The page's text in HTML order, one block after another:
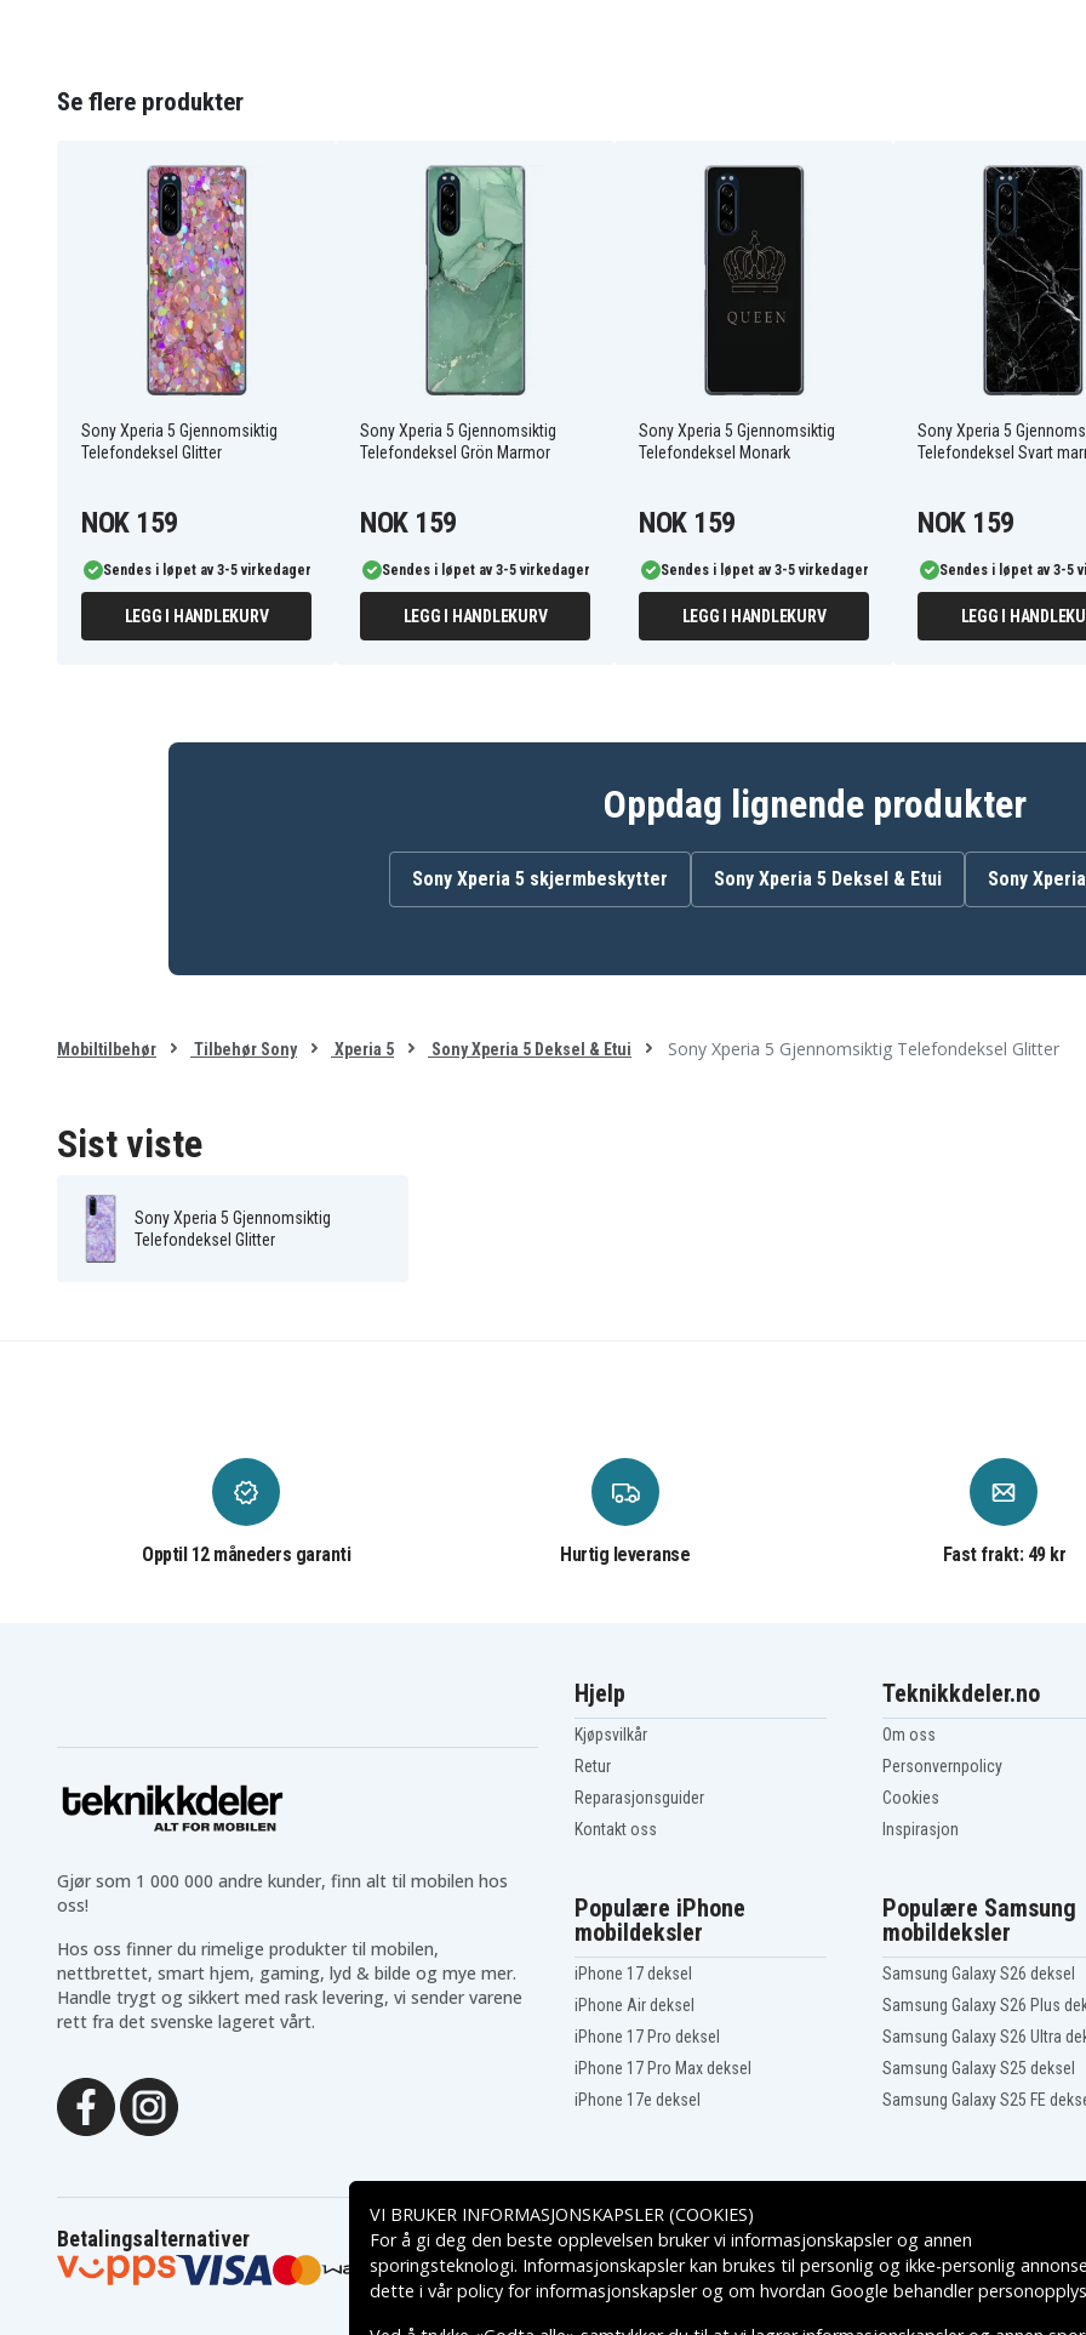
-Spesielt utformet for Xperia 5, kompatibelt med trådløs lading.
riper og slitasje, samtidig som den gir fullstendig beskyttelse rundt alle kanter,
knapper og hjørner.
-Glitter-dekselet har en sofistikert fargekombinasjon som gir en følelse av luksus
og eleganse.
-Full funksjonalitet med trådløs lading, samtidig som det gir lett tilgang til alle
nødvendige porter.
-Passer perfekt på din Xperia 5, lett å sette på og gir rask tilgang til alle
funksjoner og knapper.
Artikkelnr SOX5-PRINT.154.03-TEKNIK0034
Trekk Trådløs lading
Farge Flerfarget
Materiale Plastikk
Se flere produkter
Sony Xperia 5 Gjennomsiktig
Telefondeksel Glitter
NOK 159
Sendes i løpet av 3-5 virkedager
LEGG I HANDLEKURV
Sony Xperia 5 Gjennomsiktig
Telefondeksel Grön Marmor
NOK 159
Sendes i løpet av 3-5 virkedager
LEGG I HANDLEKURV
Sony Xperia 5 Gjennomsiktig
Telefondeksel Monark
NOK 159
Sendes i løpet av 3-5 virkedager
LEGG I HANDLEKURV
Sony Xperia 5
Telefondeksel Svart
NOK 159
Sendes i løpet av 3-5
LEGG I
Oppdag lignende produkter
Sony Xperia 5 skjermbeskytter Sony Xperia 5 Deksel & Etui Sony
Mobiltilbehør Tilbehør Sony Xperia 5 Sony Xperia 5 Deksel & Etui Sony Xperia 5 Gjennomsiktig Telefondeksel Glitter
Sist viste
Sony Xperia 5 Gjennomsiktig
Telefondeksel Glitter
Opptil 12 måneders garanti Hurtig leveranse Fast frakt: 49 kr
Gjør som 1 000 000 andre kunder, finn alt til mobilen hos
oss!
Hos oss finner du rimelige produkter til mobilen,
nettbrettet, smart hjem, gaming, lyd & bilde og mye mer.
Handle trygt og sikkert med rask levering, vi sender varene
rett fra det svenske lageret vårt.
Hjelp
Kjøpsvilkår
Retur
Reparasjonsguider
Kontakt oss
Teknikkdeler.no
Om oss
Personvernpolicy
Cookies
Inspirasjon
Populære iPhone
mobildeksler
iPhone 17 deksel
iPhone Air deksel
iPhone 17 Pro deksel
iPhone 17 Pro Max deksel
iPhone 17e deksel
Populære Samsung
mobildeksler
Samsung Galaxy S26 deksel
Samsung Galaxy S26 Plus
Samsung Galaxy S26 Ultra
Samsung Galaxy S25 deksel
Samsung Galaxy S25 FE
Betalingsalternativer Leveringsalternativer
VI BRUKER INFORMASJONSKAPSLER (COOKIES)
For å gi deg den beste opplevelsen bruker vi informasjonskapsler og annen
sporingsteknologi. Informasjonskapsler kan brukes til personlig og ikke-personlig
dette i vårpolicy for informasjonskapslerog om hvordan Google behandler